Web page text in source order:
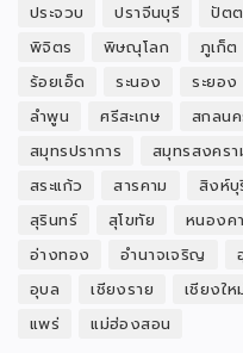
ประจวบ
ปราจีนบุรี ปัต
พิจิตร
พิษณุโลก ภูเก็ต
ร้อยเอ็ด
ระนอง ระยอง
ลำพูน
ศรีสะเกษ สกลน
สมุทรปราการ
สมุทรสงครา
สระแก้ว
สารคาม สิงห์บุ
สุรินทร์
สุโขทัย หนองค
อ่างทอง
อำนาจเจริญ
อุบล
เชียงราย เชียงให
แพร่
แม่ฮ่องสอน